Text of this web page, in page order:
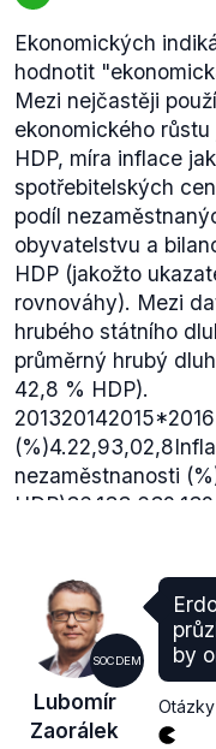
Ekonomických
hodnotit
Mezi nejčastěji
ekonomického
HDP, míra inflace
spotřebitelských
podíl
obyvatelstvu a
HDP (jakožto
rovnováhy). Mezi
hrubého státního
průměrný hrubý
42,8 % HDP).
nezaměstnanosti
Mezinárodní
dále komentuje ve
dubnaaříjna2015
ekonomický růst
v reakci na
roce 2015 se
SOCDEM
Lubomír
Zaorálek
by